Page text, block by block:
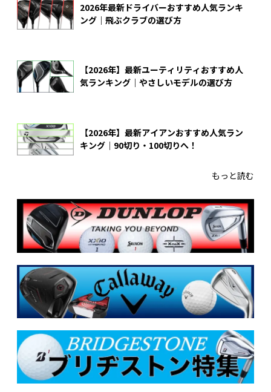
2026年最新ドライバーおすすめ人気ランキ
ング｜飛ぶクラブの選び方
【2026年】最新ユーティリティおすすめ人
気ランキング｜やさしいモデルの選び方
【2026年】最新アイアンおすすめ人気ラン
キング｜90切り・100切りへ！
もっと読む